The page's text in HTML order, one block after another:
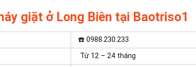
giặt ở Long Biên tại Baotriso1
☎️ 0988.230.233
Từ 12 – 24 tháng